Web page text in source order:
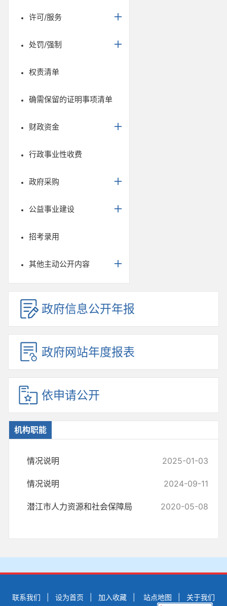
许可/服务
处罚/强制
权责清单
确需保留的证明事项清单
财政资金
行政事业性收费
政府采购
公益事业建设
招考录用
其他主动公开内容
政府信息公开年报
政府网站年度报表
依申请公开
机构职能
情况说明 2025-01-03
情况说明 2024-09-11
潜江市人力资源和社会保障局 2020-05-08
联系我们 设为首页 加入收藏 站点地图 关于我们